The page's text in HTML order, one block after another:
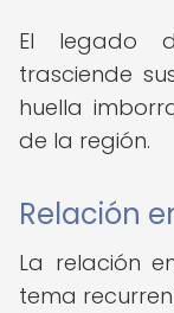
El legado
trasciende
huella
de la región.
Relación
La relación
tema